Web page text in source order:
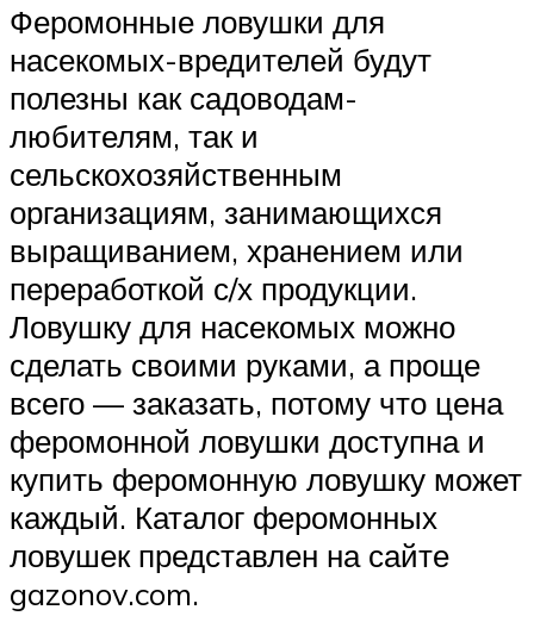
Феромонные ловушки для
насекомых-вредителей будут
полезны как садоводам-
любителям, так и
сельскохозяйственным
организациям, занимающихся
выращиванием, хранением или
переработкой с/х продукции.
Ловушку для насекомых можно
сделать своими руками, а проще
всего — заказать, потому что цена
феромонной ловушки доступна и
купить феромонную ловушку может
каждый. Каталог феромонных
ловушек представлен на сайте
gazonov.com.